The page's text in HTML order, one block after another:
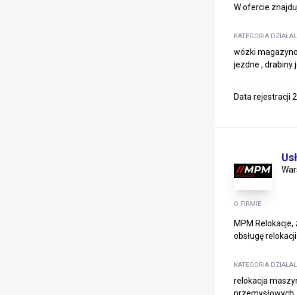
W ofercie
KATEGORIA
wózki
jezdne , drabiny
Data rejestracji
O FIRMIE
MPM
obsługę
KATEGORIA
relokacja